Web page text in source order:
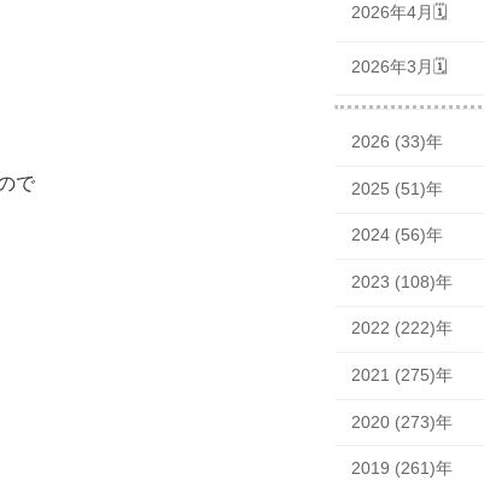
で
2026年4月🗓
2026年3月🗓
2026 (33)年
2025 (51)年
2024 (56)年
2023 (108)年
2022 (222)年
2021 (275)年
2020 (273)年
2019 (261)年